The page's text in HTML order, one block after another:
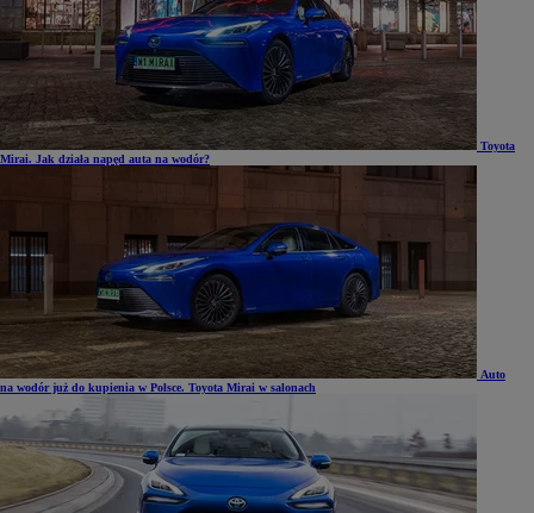
Toyota
Mirai. Jak działa napęd auta na wodór?
Auto
na wodór już do kupienia w Polsce. Toyota Mirai w salonach